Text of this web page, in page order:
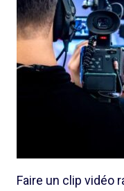
Faire un clip vidéo